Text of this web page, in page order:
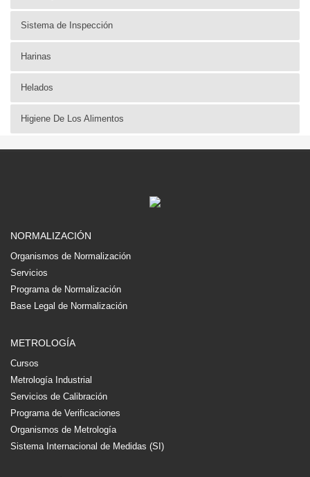
Sistema de Inspección
Harinas
Helados
Higiene De Los Alimentos
NORMALIZACIÓN
Organismos de Normalización
Servicios
Programa de Normalización
Base Legal de Normalización
METROLOGÍA
Cursos
Metrología Industrial
Servicios de Calibración
Programa de Verificaciones
Organismos de Metrología
Sistema Internacional de Medidas (SI)